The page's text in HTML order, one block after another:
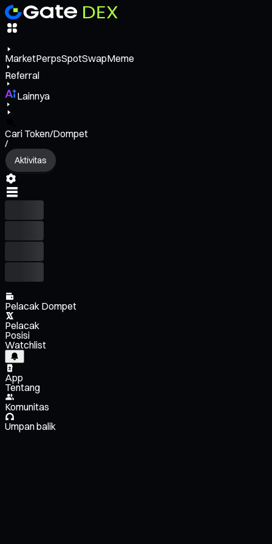
MarketPerpsSpotSwapMeme
Referral
Lainnya
Cari Token/Dompet
/
Aktivitas
Pelacak Dompet
Pelacak
Posisi
Watchlist
App
Tentang
Komunitas
Umpan balik